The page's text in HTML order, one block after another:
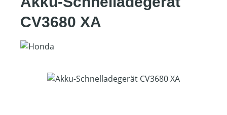
CV3680 XA
Bildergalerie überspringen